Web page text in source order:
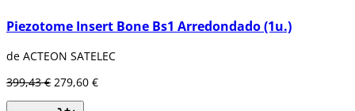
Piezotome Insert Bone Bs1 Arredondado (1u.)
de ACTEON SATELEC
399,43 € 279,60 €